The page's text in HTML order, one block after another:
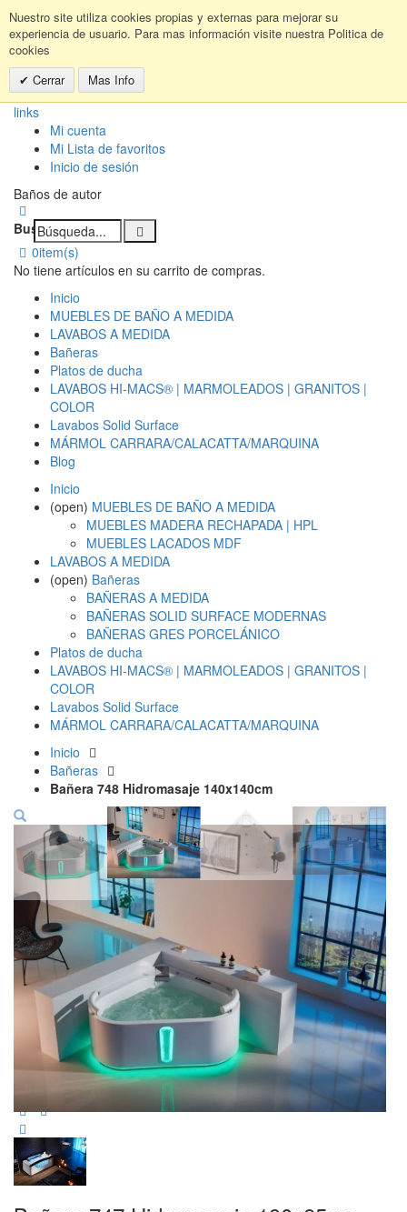
Nuestro site utiliza cookies propias y externas para mejorar su
experiencia de usuario. Para mas información visite nuestra Politica de
cookies
Cerrar
Mas Info
links
Mi cuenta
Mi Lista de favoritos
Inicio de sesión
Baños de autor
Buscar:
0item(s)
No tiene artículos en su carrito de compras.
Inicio
MUEBLES DE BAÑO A MEDIDA
LAVABOS A MEDIDA
Bañeras
Platos de ducha
LAVABOS HI-MACS® | MARMOLEADOS | GRANITOS |
COLOR
Lavabos Solid Surface
MÁRMOL CARRARA/CALACATTA/MARQUINA
Blog
Inicio
(open) MUEBLES DE BAÑO A MEDIDA
MUEBLES MADERA RECHAPADA | HPL
MUEBLES LACADOS MDF
LAVABOS A MEDIDA
(open) Bañeras
BAÑERAS A MEDIDA
BAÑERAS SOLID SURFACE MODERNAS
BAÑERAS GRES PORCELÁNICO
Platos de ducha
LAVABOS HI-MACS® | MARMOLEADOS | GRANITOS |
COLOR
Lavabos Solid Surface
MÁRMOL CARRARA/CALACATTA/MARQUINA
Inicio
Bañeras
Bañera 748 Hidromasaje 140x140cm